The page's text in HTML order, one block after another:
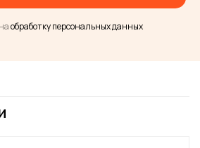
обработку персональных данных